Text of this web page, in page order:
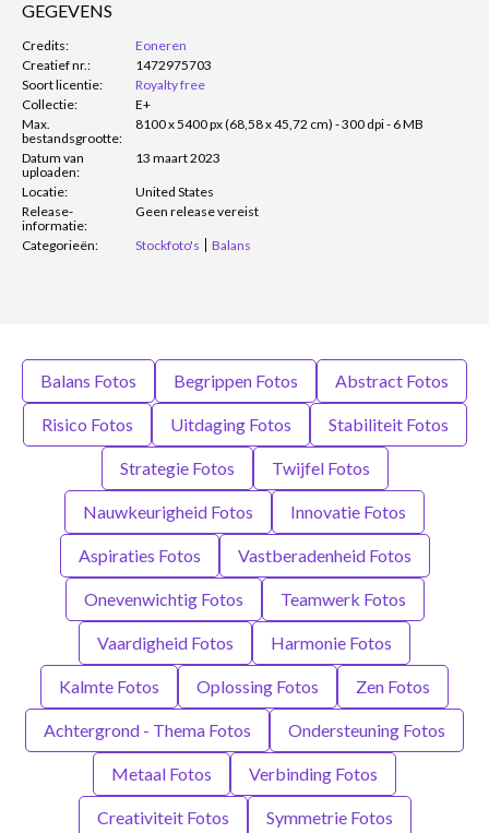
GEGEVENS
Credits:
Eoneren
Creatief nr.:
1472975703
Soort licentie:
Royalty free
Collectie:
E+
Max.
bestandsgrootte:
8100 x 5400 px (68,58 x 45,72 cm) - 300 dpi - 6 MB
Datum van
uploaden:
13 maart 2023
Locatie:
United States
Release-
informatie:
Geen release vereist
Categorieën: Stockfoto's Balans
Balans Fotos Begrippen Fotos Abstract Fotos
Risico Fotos Uitdaging Fotos Stabiliteit Fotos
Strategie Fotos Twijfel Fotos
Nauwkeurigheid Fotos Innovatie Fotos
Aspiraties Fotos Vastberadenheid Fotos
Onevenwichtig Fotos Teamwerk Fotos
Vaardigheid Fotos Harmonie Fotos
Kalmte Fotos Oplossing Fotos Zen Fotos
Achtergrond - Thema Fotos Ondersteuning Fotos
Metaal Fotos Verbinding Fotos
Creativiteit Fotos Symmetrie Fotos